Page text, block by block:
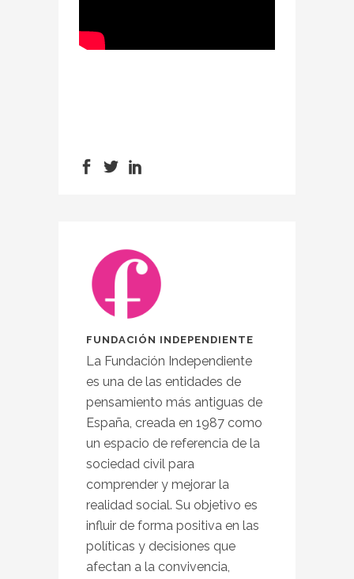
FUNDACIÓN INDEPENDIENTE
La Fundación Independiente
es una de las entidades de
pensamiento más antiguas de
España, creada en 1987 como
un espacio de referencia de la
sociedad civil para
comprender y mejorar la
realidad social. Su objetivo es
influir de forma positiva en las
políticas y decisiones que
afectan a la convivencia,